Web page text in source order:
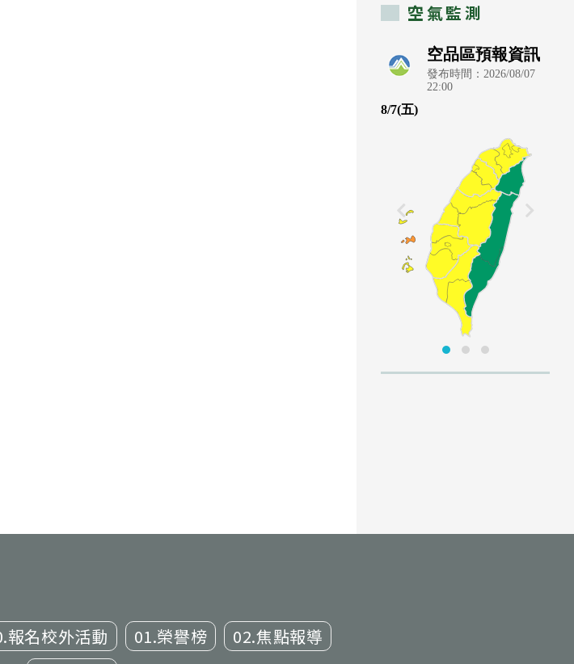
空氣監測
報名校外活動 01.榮譽榜
02.焦點報導